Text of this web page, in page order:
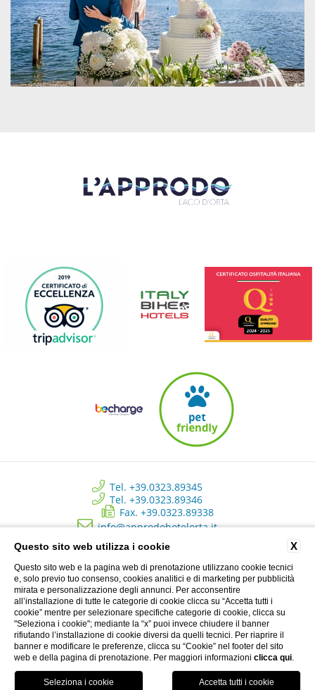
Tel. +39.0323.89345
Tel. +39.0323.89346
Fax. +39.0323.89338
info@approdohotelorta.it
Hotel L’Approdo - New Energy Srl - C.so Roma, 80 - Pettenasco (NO)
Italy | Registro delle imprese di Novara - N. REA NO 223534 - Capitale
sociale versato € 10.500 - P.I. 02233690037
Privacy Clienti
CREDITS: MENTEFREDDA - WEB MARKETING TURISTICO
X
Questo sito web utilizza i cookie
Questo sito web e la pagina web di prenotazione utilizzano cookie tecnici
e, solo previo tuo consenso, cookies analitici e di marketing per pubblicità
mirata e personalizzazione degli annunci. Per acconsentire
all’installazione di tutte le categorie di cookie clicca su “Accetta tutti i
cookie” mentre per selezionare specifiche categorie di cookie, clicca su
"Seleziona i cookie"; mediante la “x” puoi invece chiudere il banner
rifiutando l’installazione di cookie diversi da quelli tecnici. Per riaprire il
banner e modificare le preferenze, clicca su “Cookie” nel footer del sito
web e della pagina di prenotazione. Per maggiori informazioni clicca qui.